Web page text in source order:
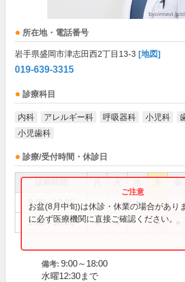
所在地・電話番号
岩手県盛岡市津志田西2丁目13-3 [地図]
019-639-3315
診療科目
内科 アレルギー科 呼吸器科 小児科
小児歯科
診療/受付時間・休診日
9:00～12:30 ●
9:00～18:00 ● ● ●
お盆(8月中旬)は休診・休業の場合があり
に必ず医療機関に直接ご確認ください。
備考: 9:00～18:00
水曜12:30まで